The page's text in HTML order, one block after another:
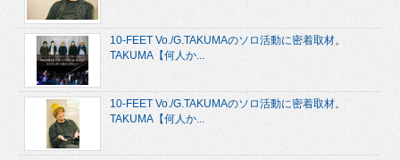
10-FEET Vo./G.TAKUMAのソロ活動に密着取材。
TAKUMA【何人か...
10-FEET Vo./G.TAKUMAのソロ活動に密着取材。
TAKUMA【何人か...